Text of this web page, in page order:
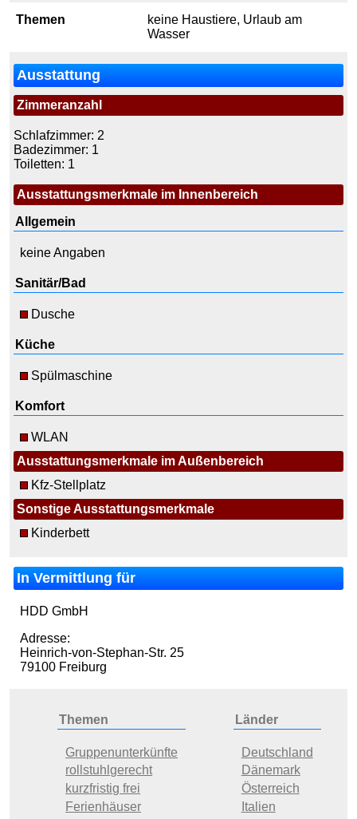
Themen
keine Haustiere, Urlaub am
Wasser
Ausstattung
Zimmeranzahl
Schlafzimmer: 2
Badezimmer: 1
Toiletten: 1
Ausstattungsmerkmale im Innenbereich
Allgemein
keine Angaben
Sanitär/Bad
Dusche
Küche
Spülmaschine
Komfort
WLAN
Ausstattungsmerkmale im Außenbereich
Kfz-Stellplatz
Sonstige Ausstattungsmerkmale
Kinderbett
In Vermittlung für
HDD GmbH
Adresse:
Heinrich-von-Stephan-Str. 25
79100 Freiburg
Themen
Gruppenunterkünfte
rollstuhlgerecht
kurzfristig frei
Ferienhäuser
Länder
Deutschland
Dänemark
Österreich
Italien